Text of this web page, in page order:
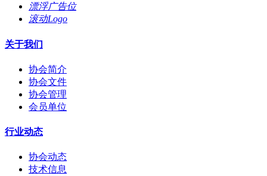
漂浮广告位
滚动Logo
关于我们
协会简介
协会文件
协会管理
会员单位
行业动态
协会动态
技术信息